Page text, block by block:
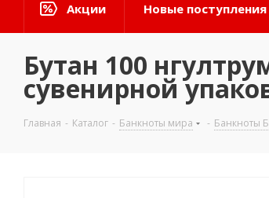
Акции Новые поступления
Бутан 100
сувенирной
Главная - Каталог - Банкноты мира - Банкноты